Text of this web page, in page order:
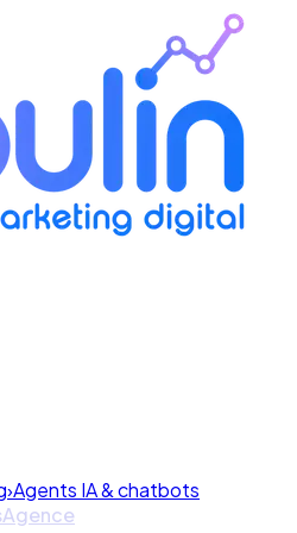
›Agents IA & chatbots
Agence